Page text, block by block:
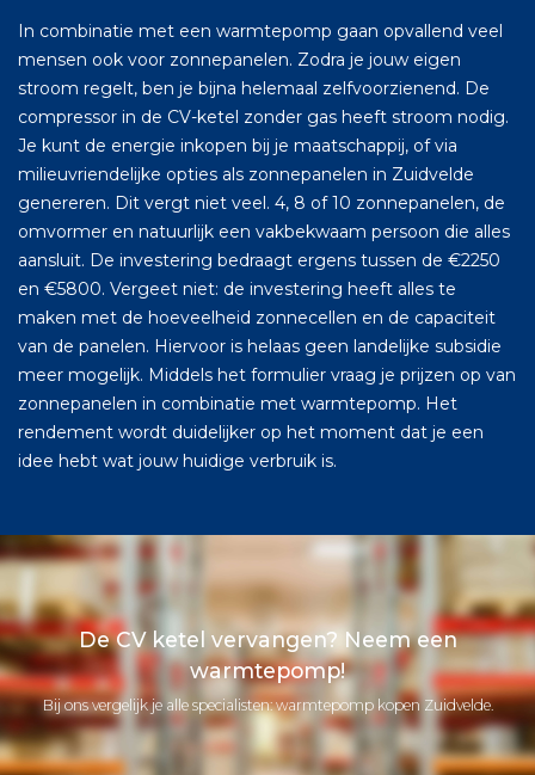
In combinatie met een warmtepomp gaan opvallend veel
mensen ook voor zonnepanelen. Zodra je jouw eigen
stroom regelt, ben je bijna helemaal zelfvoorzienend. De
compressor in de CV-ketel zonder gas heeft stroom nodig.
Je kunt de energie inkopen bij je maatschappij, of via
milieuvriendelijke opties als zonnepanelen in Zuidvelde
genereren. Dit vergt niet veel. 4, 8 of 10 zonnepanelen, de
omvormer en natuurlijk een vakbekwaam persoon die alles
aansluit. De investering bedraagt ergens tussen de €2250
en €5800. Vergeet niet: de investering heeft alles te
maken met de hoeveelheid zonnecellen en de capaciteit
van de panelen. Hiervoor is helaas geen landelijke subsidie
meer mogelijk. Middels het formulier vraag je prijzen op van
zonnepanelen in combinatie met warmtepomp. Het
rendement wordt duidelijker op het moment dat je een
idee hebt wat jouw huidige verbruik is.
De CV ketel vervangen? Neem een
warmtepomp!
Bij ons vergelijk je alle specialisten: warmtepomp kopen Zuidvelde.